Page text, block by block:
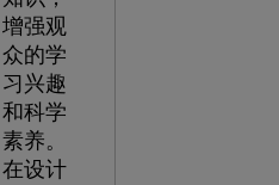
增强观
众的学
习兴趣
和科学
素养。
在设计